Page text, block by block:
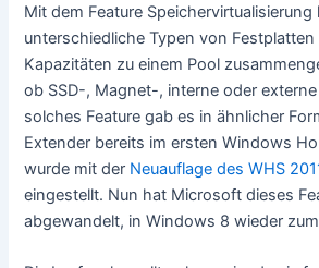
Mit dem Feature Speichervirtualisierung
unterschiedliche Typen von
Kapazitäten zu einem Pool
ob SSD-, Magnet-, interne oder
solches Feature gab es in ähnlicher
Extender bereits im ersten Windows
wurde mit der Neuauflage des WHS
eingestellt. Nun hat Microsoft dieses
abgewandelt, in Windows 8 wieder